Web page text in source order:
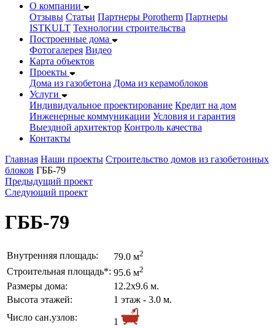
О компании
Отзывы Статьи Партнеры Porotherm Партнеры
ISTKULT Технологии строительства
Построенные дома
Фотогалерея Видео
Карта объектов
Проекты
Дома из газобетонa Дома из керамоблоков
Услуги
Индивидуальное проектирование Кредит на дом
Инженерные коммуникации Условия и гарантия
Выездной архитектор Контроль качества
Контакты
Главная Наши проекты Строительство домов из газобетонных
блоков ГББ-79
Предыдущий проект
Следующий проект
ГББ-79
Внутренняя площадь: 79.0 м2
Строительная площадь*: 95.6 м2
Размеры дома:
12.2х9.6 м.
Высота этажей:
1 этаж - 3.0 м.
Число сан.узлов:
1